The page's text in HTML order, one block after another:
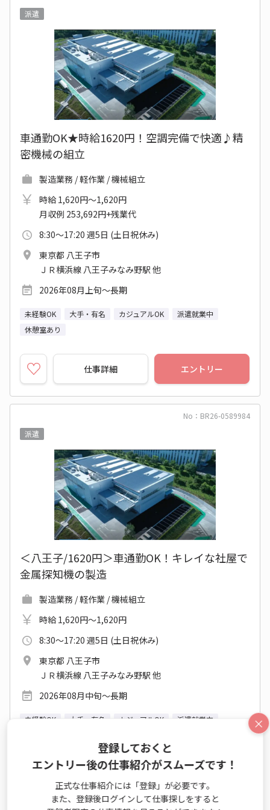
派遣
車通勤OK★時給1620円！空調完備で快適♪精
密機械の組立
製造業務 / 軽作業 / 機械組立
時給 1,620円～1,620円
月収例 253,692円+残業代
8:30～17:20 週5日 (土日祝休み)
東京都 八王子市
ＪＲ横浜線 八王子みなみ野駅 他
2026年08月上旬～長期
未経験OK 大手・有名 カジュアルOK
派遣就業中
休憩室あり
仕事詳細 エントリー
No：BR26-0589984
派遣
＜八王子/1620円＞車通勤OK！キレイな社屋で
金属探知機の製造
製造業務 / 軽作業 / 機械組立
時給 1,620円～1,620円
8:30～17:20 週5日 (土日祝休み)
東京都 八王子市
ＪＲ横浜線 八王子みなみ野駅 他
2026年08月中旬～長期
未経験OK 大手・有名 カジュアルOK
派遣就業中
仕事詳細 エントリー
×
登録しておくと
エントリー後の仕事紹介がスムーズです！
正式な仕事紹介には「登録」が必要です。
また、登録後ログインして仕事探しをすると